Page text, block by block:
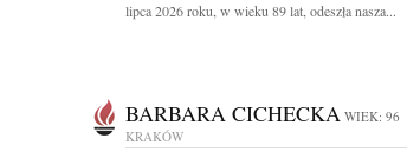
lipca 2026 roku, w wieku 89 lat, odeszła nasza...
BARBARA CICHECKA WIEK: 96
KRAKÓW